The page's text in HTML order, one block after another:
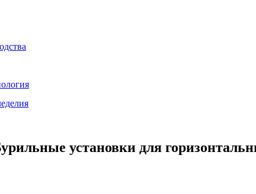
установки для